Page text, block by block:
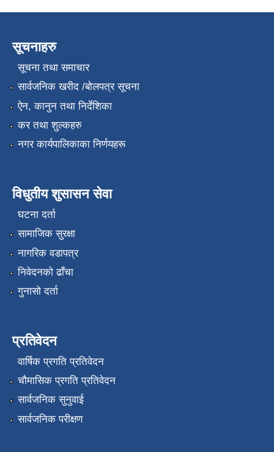
सूचनाहरु
सूचना तथा समाचार
सार्वजनिक खरीद /बोलपत्र सूचना
ऐन, कानुन तथा निर्देशिका
कर तथा शुल्कहरु
नगर कार्यपालिकाका निर्णयहरू
विधुतीय शुसासन सेवा
घटना दर्ता
सामाजिक सुरक्षा
नागरिक वडापत्र
निवेदनको ढाँचा
गुनासो दर्ता
प्रतिवेदन
वार्षिक प्रगति प्रतिवेदन
चौमासिक प्रगति प्रतिवेदन
सार्वजनिक सुनुवाई
सार्वजनिक परीक्षण